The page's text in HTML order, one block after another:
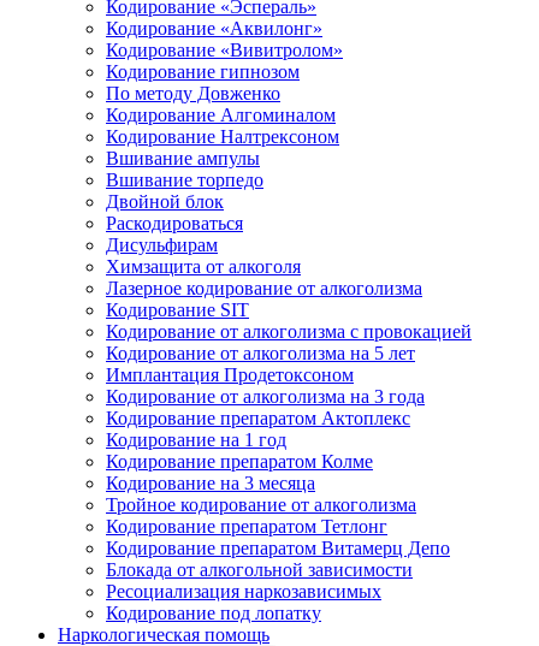
Кодирование «Эспераль»
Кодирование «Аквилонг»
Кодирование «Вивитролом»
Кодирование гипнозом
По методу Довженко
Кодирование Алгоминалом
Кодирование Налтрексоном
Вшивание ампулы
Вшивание торпедо
Двойной блок
Раскодироваться
Дисульфирам
Химзащита от алкоголя
Лазерное кодирование от алкоголизма
Кодирование SIT
Кодирование от алкоголизма с провокацией
Кодирование от алкоголизма на 5 лет
Имплантация Продетоксоном
Кодирование от алкоголизма на 3 года
Кодирование препаратом Актоплекс
Кодирование на 1 год
Кодирование препаратом Колме
Кодирование на 3 месяца
Тройное кодирование от алкоголизма
Кодирование препаратом Тетлонг
Кодирование препаратом Витамерц Депо
Блокада от алкогольной зависимости
Ресоциализация наркозависимых
Кодирование под лопатку
Наркологическая помощь